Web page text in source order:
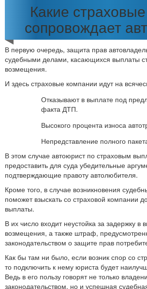
Какие
сопровождает
В первую очередь, защита прав
судебными делами, касающихся выплаты
возмещения.
И здесь страховые компании идут на
Отказывают в выплате под
факта ДТП.
Высокого процента износа
Непредставление полного
В этом случае автоюрист по страховым
предоставить для суда убедительные
подтверждающие правоту автолюбителя.
Кроме того, в случае возникновения
поможет взыскать со страховой компании
выплаты.
В их число входит неустойка за задержку в
возмещения, а также штраф,
законодательством о защите прав
Как бы там ни было, если возник спор со
то подключить к нему юриста будет
Ведь в его пользу говорят не только
законодательством, но и успешная